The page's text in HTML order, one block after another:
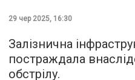
29 чер 2025, 16:30
Залізнична
постраждала
обстрілу.